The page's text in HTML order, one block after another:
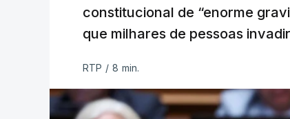
constitucional de “enorme
que milhares de pessoas
RTP / 8 min.